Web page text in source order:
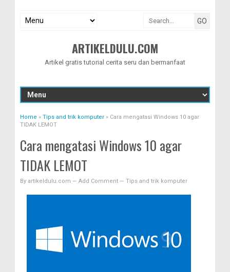
ARTIKELDULU.COM
Artikel gratis tutorial cerita seru dan bermanfaat
Home » Tips and trik komputer » Cara mengatasi Windows 10 agar
TIDAK LEMOT
Cara mengatasi Windows 10 agar
TIDAK LEMOT
By artikeldulu.com — Add Comment — Tips and trik komputer